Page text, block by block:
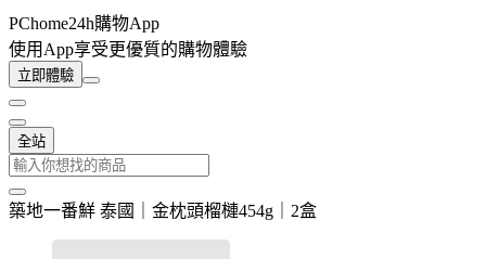
PChome24h購物App
使用App享受更優質的購物體驗
立即體驗
全站
築地一番鮮 泰國｜金枕頭榴槤454g｜2盒